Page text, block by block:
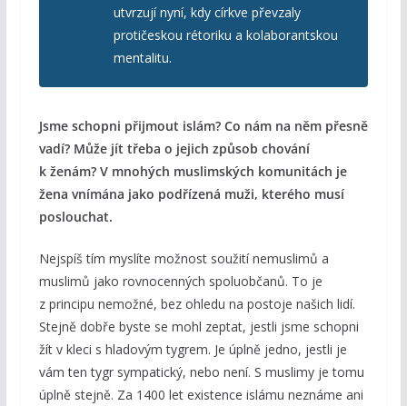
utvrzují nyní, kdy církve převzaly
protičeskou rétoriku a kolaborantskou
mentalitu.
Jsme schopni přijmout islám? Co nám na něm přesně
vadí? Může jít třeba o jejich způsob chování
k ženám? V mnohých muslimských komunitách je
žena vnímána jako podřízená muži, kterého musí
poslouchat.
Nejspíš tím myslíte možnost soužití nemuslimů a
muslimů jako rovnocenných spoluobčanů. To je
z principu nemožné, bez ohledu na postoje našich lidí.
Stejně dobře byste se mohl zeptat, jestli jsme schopni
žít v kleci s hladovým tygrem. Je úplně jedno, jestli je
vám ten tygr sympatický, nebo není. S muslimy je tomu
úplně stejně. Za 1400 let existence islámu neznáme ani